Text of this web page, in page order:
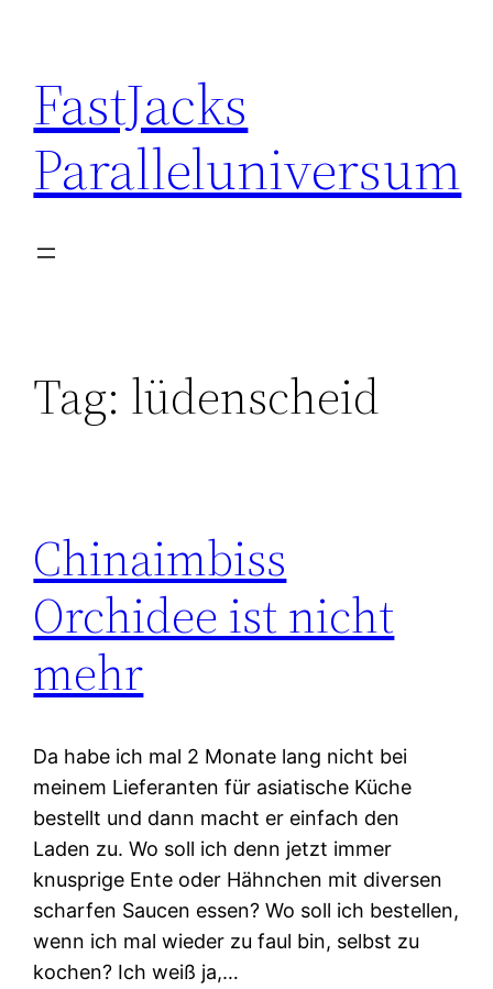
content
FastJacks
Paralleluniversum
Tag: lüdenscheid
Chinaimbiss
Orchidee ist nicht
mehr
Da habe ich mal 2 Monate lang nicht bei
meinem Lieferanten für asiatische Küche
bestellt und dann macht er einfach den
Laden zu. Wo soll ich denn jetzt immer
knusprige Ente oder Hähnchen mit diversen
scharfen Saucen essen? Wo soll ich bestellen,
wenn ich mal wieder zu faul bin, selbst zu
kochen? Ich weiß ja,…